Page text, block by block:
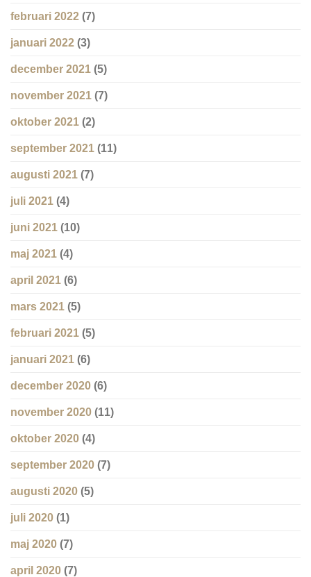
februari 2022 (7)
januari 2022 (3)
december 2021 (5)
november 2021 (7)
oktober 2021 (2)
september 2021 (11)
augusti 2021 (7)
juli 2021 (4)
juni 2021 (10)
maj 2021 (4)
april 2021 (6)
mars 2021 (5)
februari 2021 (5)
januari 2021 (6)
december 2020 (6)
november 2020 (11)
oktober 2020 (4)
september 2020 (7)
augusti 2020 (5)
juli 2020 (1)
maj 2020 (7)
april 2020 (7)